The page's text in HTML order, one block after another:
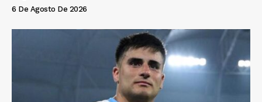
6 De Agosto De 2026